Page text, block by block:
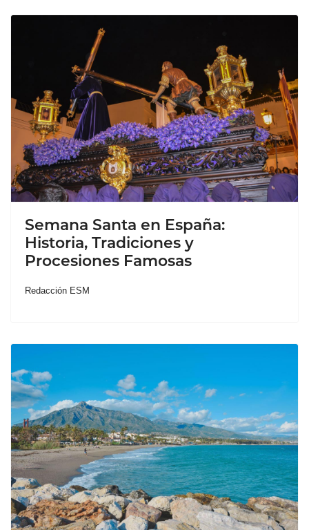
Semana Santa en España:
Historia, Tradiciones y
Procesiones Famosas
Redacción ESM